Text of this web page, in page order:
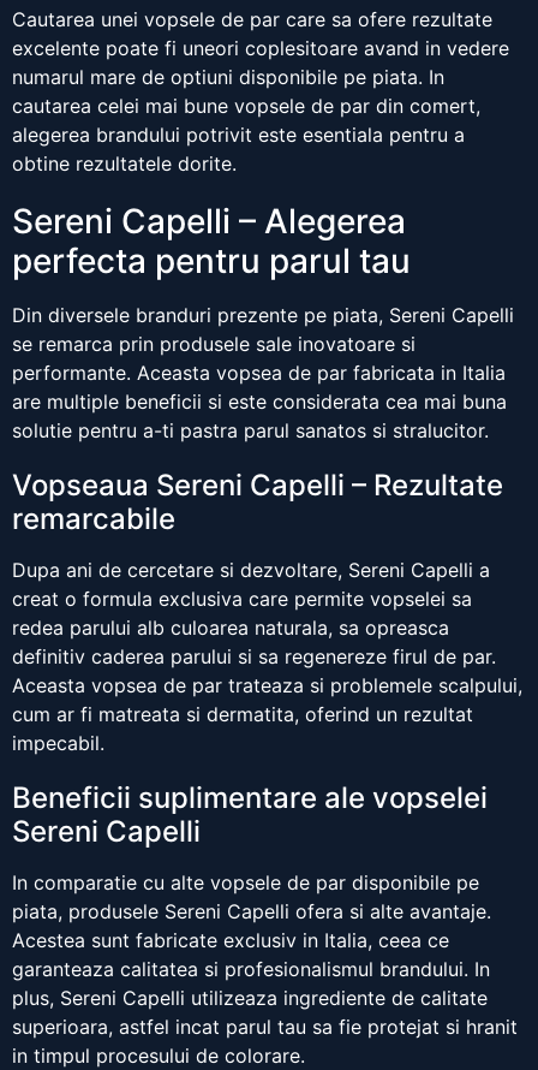
Cautarea unei vopsele de par care sa ofere rezultate
excelente poate fi uneori coplesitoare avand in vedere
numarul mare de optiuni disponibile pe piata. In
cautarea celei mai bune vopsele de par din comert,
alegerea brandului potrivit este esentiala pentru a
obtine rezultatele dorite.
Sereni Capelli – Alegerea
perfecta pentru parul tau
Din diversele branduri prezente pe piata, Sereni Capelli
se remarca prin produsele sale inovatoare si
performante. Aceasta vopsea de par fabricata in Italia
are multiple beneficii si este considerata cea mai buna
solutie pentru a-ti pastra parul sanatos si stralucitor.
Vopseaua Sereni Capelli – Rezultate
remarcabile
Dupa ani de cercetare si dezvoltare, Sereni Capelli a
creat o formula exclusiva care permite vopselei sa
redea parului alb culoarea naturala, sa opreasca
definitiv caderea parului si sa regenereze firul de par.
Aceasta vopsea de par trateaza si problemele scalpului,
cum ar fi matreata si dermatita, oferind un rezultat
impecabil.
Beneficii suplimentare ale vopselei
Sereni Capelli
In comparatie cu alte vopsele de par disponibile pe
piata, produsele Sereni Capelli ofera si alte avantaje.
Acestea sunt fabricate exclusiv in Italia, ceea ce
garanteaza calitatea si profesionalismul brandului. In
plus, Sereni Capelli utilizeaza ingrediente de calitate
superioara, astfel incat parul tau sa fie protejat si hranit
in timpul procesului de colorare.